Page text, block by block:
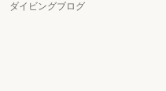
ダイビングブログ